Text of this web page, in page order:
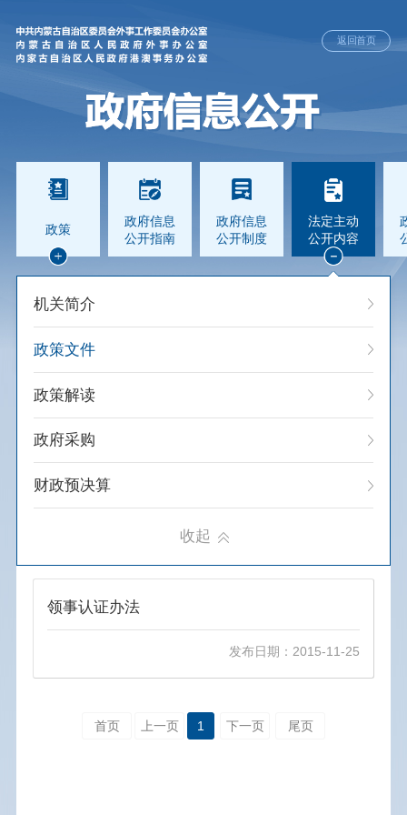
返回首页
政策
政府信息
公开指南
政府信息
公开制度
法定主动
公开内容
机关简介
政策文件
政策解读
政府采购
财政预决算
收起
公开单位：内蒙古自治区人民政府外事办公室
联系电话： 0471-4864252
领事认证办法
发布日期：2015-11-25
首页 上一页 1 下一页 尾页